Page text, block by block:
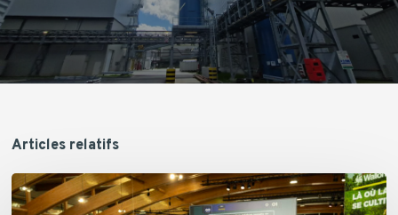
Articles relatifs
Retour
sur